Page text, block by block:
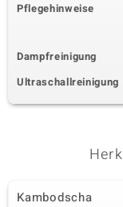
Pflegehinweise
Dampfreinigung
Ultraschallreinigung
Kambodscha